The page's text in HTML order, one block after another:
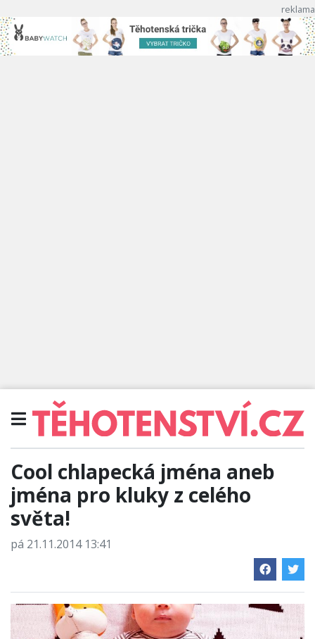
Cool chlapecká jména aneb
jména pro kluky z celého
světa!
pá 21.11.2014 13:41